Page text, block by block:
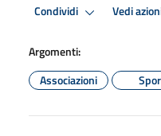
Condividi Vedi
Argomenti:
Associazioni